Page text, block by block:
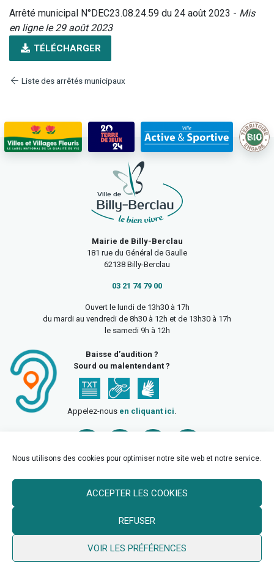
Nous utilisons des cookies pour optimiser notre site web et notre service.
ACCEPTER LES COOKIES
REFUSER
VOIR LES PRÉFÉRENCES
Arrêté municipal N°DEC23.08.24.59 du 24 août 2023 - Mis
en ligne le 29 août 2023
TÉLÉCHARGER
Liste des arrêtés municipaux
Mairie de Billy-Berclau
181 rue du Général de Gaulle
62138 Billy-Berclau
03 21 74 79 00
Ouvert le lundi de 13h30 à 17h
du mardi au vendredi de 8h30 à 12h et de 13h30 à 17h
le samedi 9h à 12h
Baisse d’audition ?
Sourd ou malentendant ?
Appelez-nous en cliquant ici.
© 2026 Ville de Billy Berclau —neoweb.fr